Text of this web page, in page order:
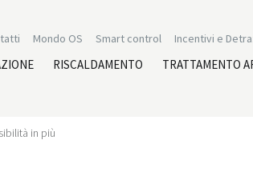
Incentivi e
Smart control
Mondo OS
RISCALDAMENTO TRATTAMENTO
in più